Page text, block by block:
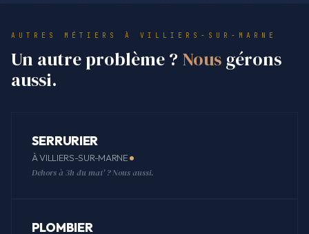
AUTRES MÉTIERS À VILLIERS-SUR-MARNE
Un autre problème ? Nous gérons
aussi.
SERRURIER
À VILLIERS-SUR-MARNE
Dehors à 3h du mat' ? Nous aussi.
PLOMBIER